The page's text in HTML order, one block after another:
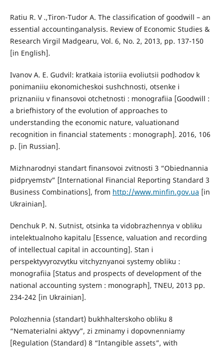
Ratiu R. V .,Tiron-Tudor A. The classification of goodwill – an
essential accountinganalysis. Review of Economic Studies &
Research Virgil Madgearu, Vol. 6, No. 2, 2013, pp. 137-150
[in English].
Ivanov A. E. Gudvil: kratkaia istoriia evoliutsii podhodov k
ponimaniiu ekonomicheskoi sushchnosti, otsenke i
priznaniiu v finansovoi otchetnosti : monografiia [Goodwill :
a briefhistory of the evolution of approaches to
understanding the economic nature, valuationand
recognition in financial statements : monograph]. 2016, 106
p. [in Russian].
Mizhnarodnyi standart finansovoi zvitnosti 3 “Obiednannia
pidpryemstv” [International Financial Reporting Standard 3
Business Combinations], from http://www.minfin.gov.ua [in
Ukrainian].
Denchuk P. N. Sutnist, otsinka ta vidobrazhennya v obliku
intelektualnoho kapitalu [Essence, valuation and recording
of intellectual capital in accounting]. Stan i
perspektyvyrozvytku vitchyznyanoi systemy obliku :
monografiia [Status and prospects of development of the
national accounting system : monograph], TNEU, 2013 pp.
234-242 [in Ukrainian].
Polozhennia (standart) bukhhalterskoho obliku 8
“Nematerialni aktyvy”, zi zminamy i dopovnenniamy
[Regulation (Standard) 8 “Intangible assets”, with